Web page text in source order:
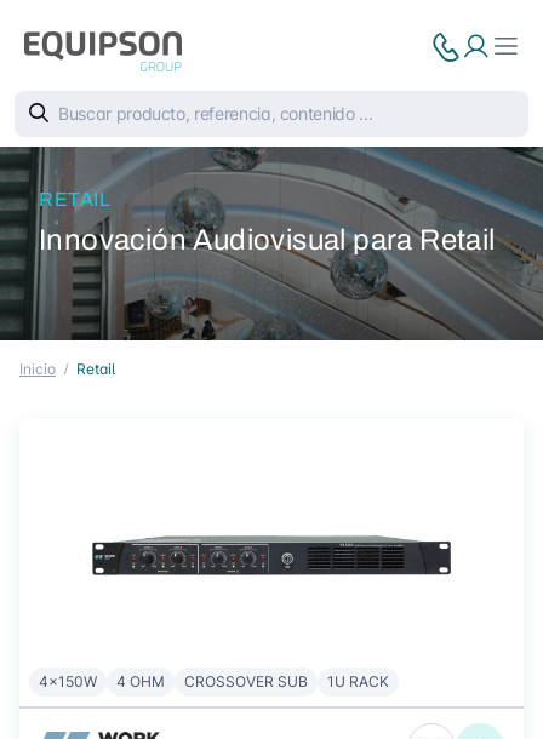
RETAIL
Innovación Audiovisual para Retail
Inicio Retail
4x150W 4 OHM CROSSOVER SUB 1U RACK